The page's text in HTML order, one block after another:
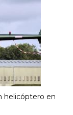
helicóptero en